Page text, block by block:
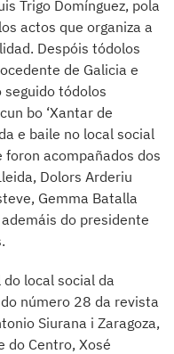
Trigo Domínguez, pola
actos que organiza a
Despóis tódolos
de Galicia e
tódolos
bo ‘Xantar de
e baile no local social
acompañados dos
Dolors Arderiu
Gemma Batalla
do presidente
local social da
número 28 da revista
Siurana i Zaragoza,
do Centro, Xosé